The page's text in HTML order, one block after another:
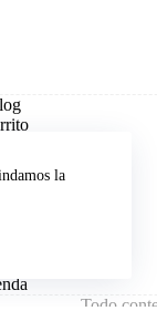
la
por Set
Todo